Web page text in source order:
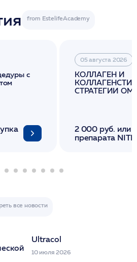
с
05 августа 2026
КОЛЛАГЕН И
СТРАТЕГИИ
2 000 руб. или
препарата
Ultracol
10 июля 2026